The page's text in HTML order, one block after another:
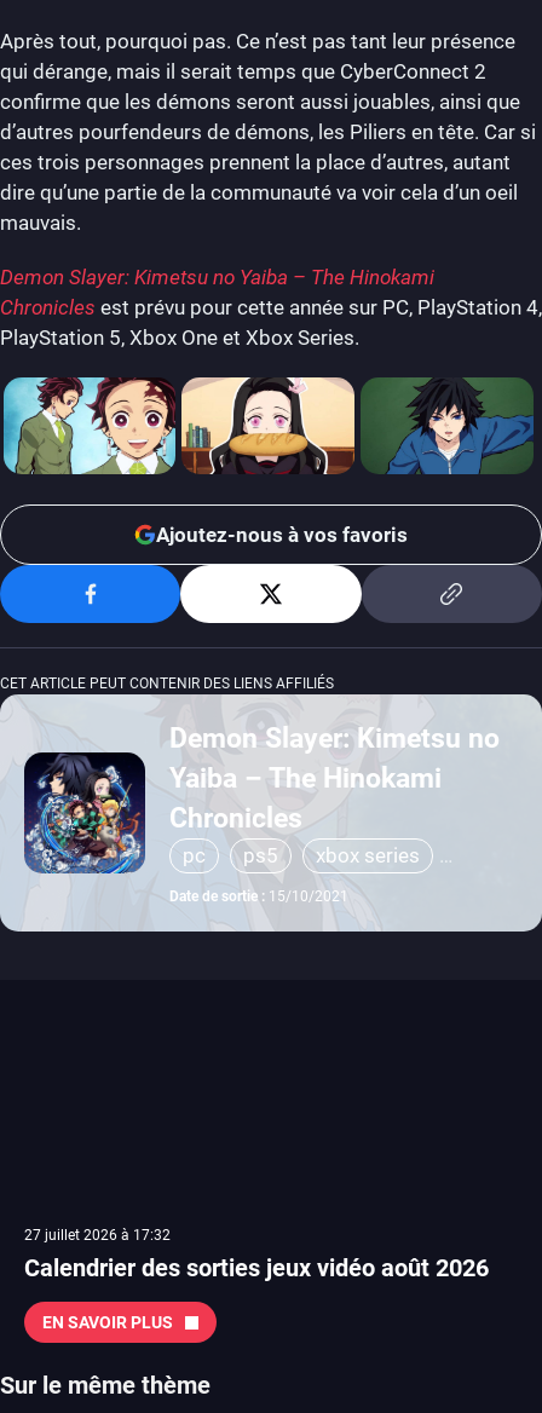
Après tout, pourquoi pas. Ce n’est pas tant leur présence
qui dérange, mais il serait temps que CyberConnect 2
confirme que les démons seront aussi jouables, ainsi que
d’autres pourfendeurs de démons, les Piliers en tête. Car si
ces trois personnages prennent la place d’autres, autant
dire qu’une partie de la communauté va voir cela d’un oeil
mauvais.
Demon Slayer: Kimetsu no Yaiba – The Hinokami
Chronicles est prévu pour cette année sur PC, PlayStation 4,
PlayStation 5, Xbox One et Xbox Series.
Ajoutez-nous à vos favoris
CET ARTICLE PEUT CONTENIR DES LIENS AFFILIÉS
Demon Slayer: Kimetsu no
Yaiba – The Hinokami
Chronicles
pc ps5
xbox series
switch
ps4
Date de sortie : 15/10/2021
27 juillet 2026 à 17:32
Calendrier des sorties jeux vidéo août 2026
EN SAVOIR PLUS
Sur le même thème